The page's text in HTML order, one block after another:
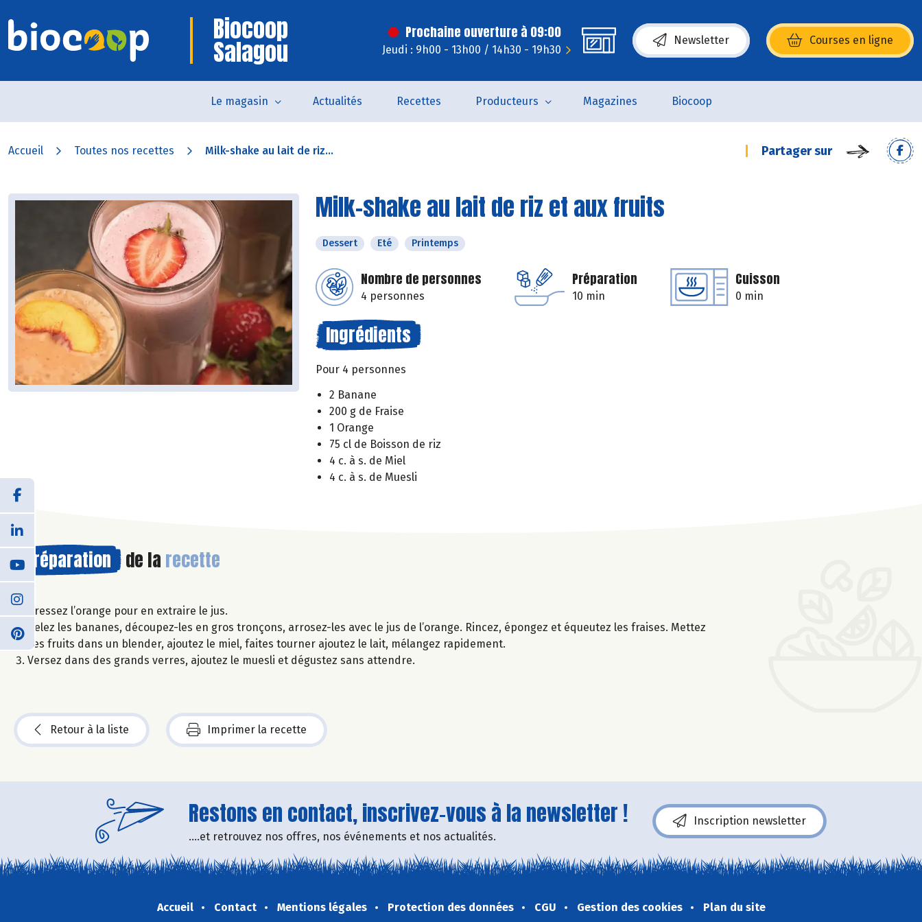
Biocoop
Salagou
Prochaine ouverture à 09:00
Jeudi : 9h00 - 13h00 / 14h30 - 19h30
Newsletter Courses en ligne
(s’ouvre dans une nouvelle fenêtre)
Le magasin Actualités Recettes Producteurs Magazines Biocoop
Accueil Toutes nos recettes Milk-shake au lait de riz... Partager sur
Milk-shake au lait de riz et aux fruits
Dessert Eté Printemps
Nombre de personnes
4 personnes
Préparation
10 min
Cuisson
0 min
Ingrédients
Pour 4 personnes
2 Banane
200 g de Fraise
1 Orange
75 cl de Boisson de riz
4 c. à s. de Miel
4 c. à s. de Muesli
Préparation de la recette
Pressez l’orange pour en extraire le jus.
Pelez les bananes, découpez-les en gros tronçons, arrosez-les avec le jus de l’orange. Rincez, épongez et équeutez les fraises. Mettez
ces fruits dans un blender, ajoutez le miel, faites tourner ajoutez le lait, mélangez rapidement.
Versez dans des grands verres, ajoutez le muesli et dégustez sans attendre.
Retour à la liste Imprimer la recette
Restons en contact, inscrivez-vous à la newsletter !
....et retrouvez nos offres, nos événements et nos actualités.
Inscription newsletter
Accueil Contact Mentions légales Protection des données CGU Gestion des cookies Plan du site